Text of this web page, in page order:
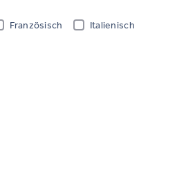
Französisch Italienisch